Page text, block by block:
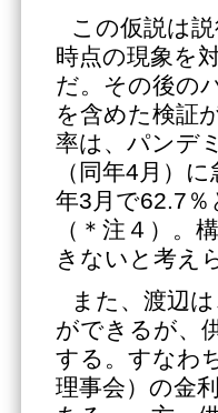
この仮説は
時点の現象を
だ。その後の
を含めた検証
率は、パンデ
（同年4月）
年3月で62.7
（＊注４）。
きないと考え
また、渡辺
ができるが、
する。すなわ
理事会）の金